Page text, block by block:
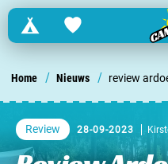
Campings Favorites
Zoek een camping
Begië
Home / Nieuws / review
Review 28-09-2023